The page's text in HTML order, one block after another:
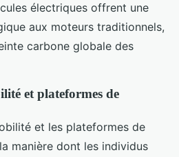
électriques offrent une
aux moteurs traditionnels,
carbone globale des
et plateformes de
et les plateformes de
manière dont les individus